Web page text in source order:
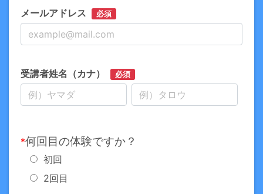
メールアドレス 必須
受講者姓名（カナ） 必須
*何回目の体験ですか？
初回
2回目